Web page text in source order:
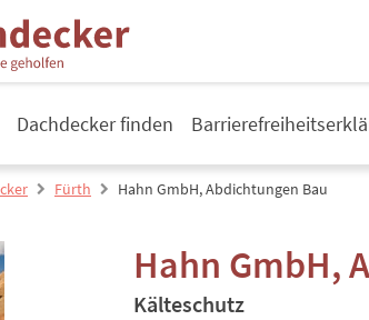
Dachdecker finden
Fürth Hahn GmbH, Abdichtungen Bau
Hahn GmbH,
Kälteschutz